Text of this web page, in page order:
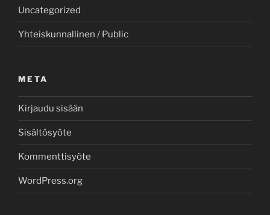
Uncategorized
Yhteiskunnallinen / Public
META
Kirjaudu sisään
Sisältösyöte
Kommenttisyöte
WordPress.org